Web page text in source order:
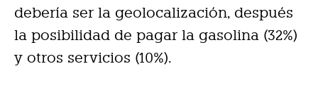
debería ser la geolocalización, después
la posibilidad de pagar la gasolina (32%)
y otros servicios (10%).